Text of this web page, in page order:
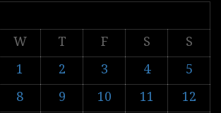
W T F S
S
1
2 3 4
5
8 9 10 11 12